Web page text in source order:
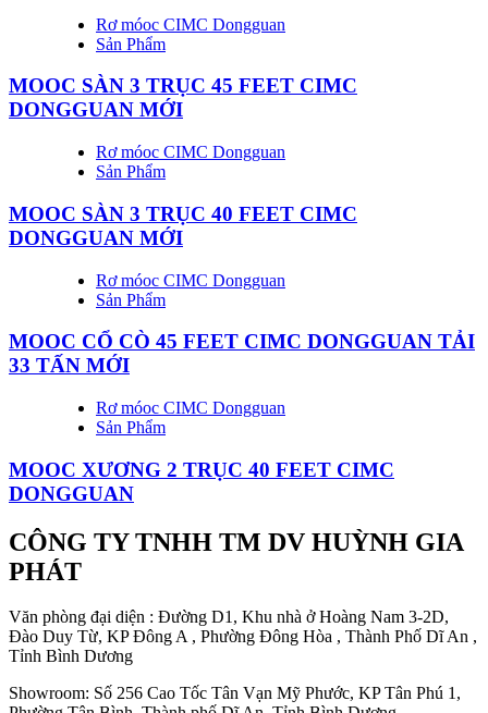
Rơ móoc CIMC Dongguan
Sản Phẩm
MOOC SÀN 3 TRỤC 45 FEET CIMC
DONGGUAN MỚI
Rơ móoc CIMC Dongguan
Sản Phẩm
MOOC SÀN 3 TRỤC 40 FEET CIMC
DONGGUAN MỚI
Rơ móoc CIMC Dongguan
Sản Phẩm
MOOC CỔ CÒ 45 FEET CIMC DONGGUAN TẢI
33 TẤN MỚI
Rơ móoc CIMC Dongguan
Sản Phẩm
MOOC XƯƠNG 2 TRỤC 40 FEET CIMC
DONGGUAN
CÔNG TY TNHH TM DV HUỲNH GIA
PHÁT
Văn phòng đại diện : Đường D1, Khu nhà ở Hoàng Nam 3-2D,
Đào Duy Từ, KP Đông A , Phường Đông Hòa , Thành Phố Dĩ An ,
Tỉnh Bình Dương
Showroom: Số 256 Cao Tốc Tân Vạn Mỹ Phước, KP Tân Phú 1,